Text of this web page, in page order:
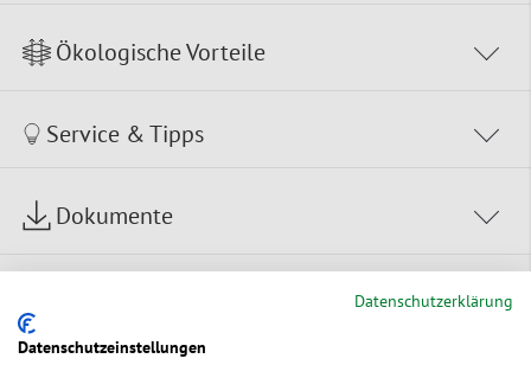
Ökologische Vorteile
Service & Tipps
Dokumente
Edle Weihnachtsverpackung: Ihre
Datenschutzerklärung
Datenschutzeinstellungen